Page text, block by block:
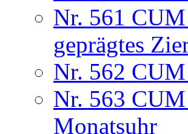
Nr. 561
geprägtes
Nr. 562 CUM
Nr. 563 CUM
Monatsuhr